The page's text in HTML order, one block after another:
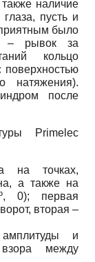
наличие
пусть и
было
– рывок за
кольцо
поверхностью
натяжения).
после
Primelec
на точках,
а также на
0); первая
вторая –
амплитуды и
между